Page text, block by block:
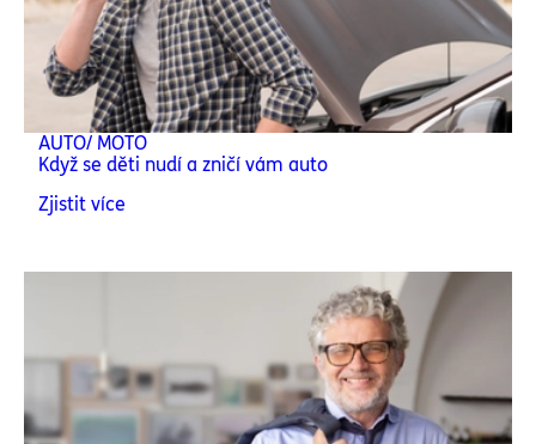
AUTO/ MOTO
Když se děti nudí a zničí vám auto
Zjistit více